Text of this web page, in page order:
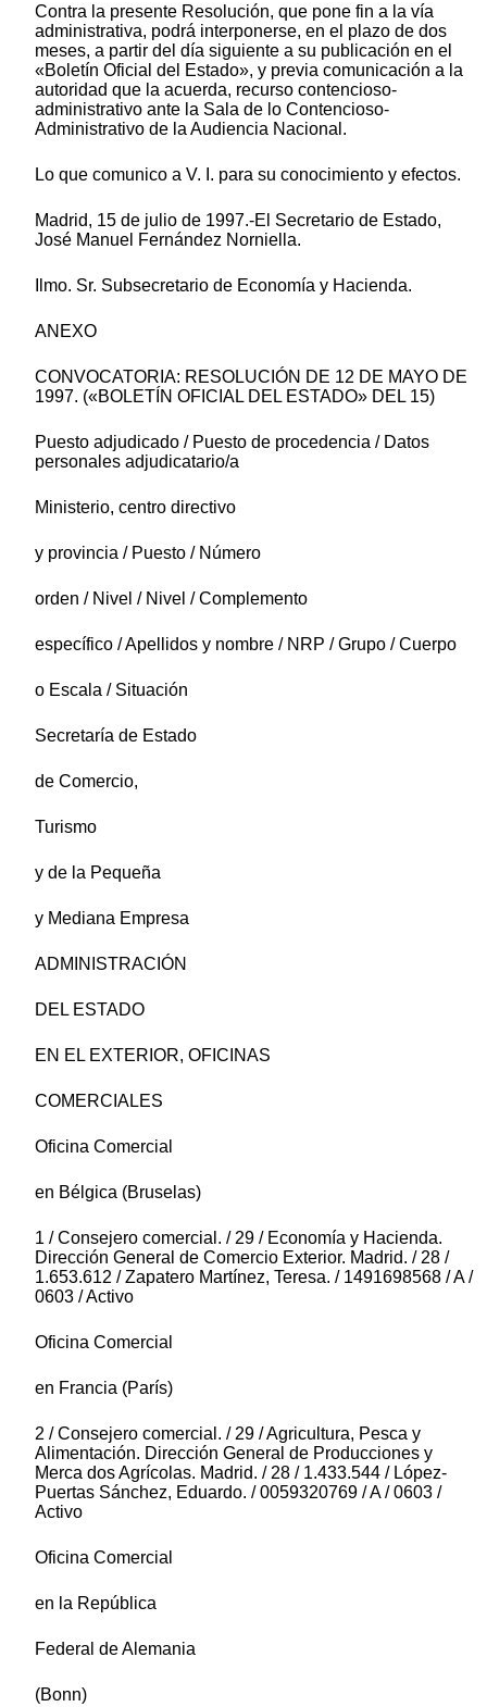
Contra la presente Resolución, que pone fin a la vía
administrativa, podrá interponerse, en el plazo de dos
meses, a partir del día siguiente a su publicación en el
«Boletín Oficial del Estado», y previa comunicación a la
autoridad que la acuerda, recurso contencioso-
administrativo ante la Sala de lo Contencioso-
Administrativo de la Audiencia Nacional.
Lo que comunico a V. I. para su conocimiento y efectos.
Madrid, 15 de julio de 1997.-El Secretario de Estado,
José Manuel Fernández Norniella.
Ilmo. Sr. Subsecretario de Economía y Hacienda.
ANEXO
CONVOCATORIA: RESOLUCIÓN DE 12 DE MAYO DE
1997. («BOLETÍN OFICIAL DEL ESTADO» DEL 15)
Puesto adjudicado / Puesto de procedencia / Datos
personales adjudicatario/a
Ministerio, centro directivo
y provincia / Puesto / Número
orden / Nivel / Nivel / Complemento
específico / Apellidos y nombre / NRP / Grupo / Cuerpo
o Escala / Situación
Secretaría de Estado
de Comercio,
Turismo
y de la Pequeña
y Mediana Empresa
ADMINISTRACIÓN
DEL ESTADO
EN EL EXTERIOR, OFICINAS
COMERCIALES
Oficina Comercial
en Bélgica (Bruselas)
1 / Consejero comercial. / 29 / Economía y Hacienda.
Dirección General de Comercio Exterior. Madrid. / 28 /
1.653.612 / Zapatero Martínez, Teresa. / 1491698568 / A /
0603 / Activo
Oficina Comercial
en Francia (París)
2 / Consejero comercial. / 29 / Agricultura, Pesca y
Alimentación. Dirección General de Producciones y
Merca dos Agrícolas. Madrid. / 28 / 1.433.544 / López-
Puertas Sánchez, Eduardo. / 0059320769 / A / 0603 /
Activo
Oficina Comercial
en la República
Federal de Alemania
(Bonn)